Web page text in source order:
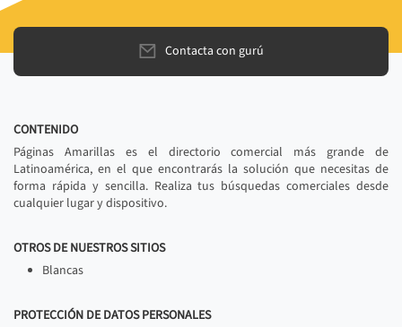
Contacta con gurú
CONTENIDO
Páginas Amarillas es el directorio comercial más grande de
Latinoamérica, en el que encontrarás la solución que necesitas de
forma rápida y sencilla. Realiza tus búsquedas comerciales desde
cualquier lugar y dispositivo.
OTROS DE NUESTROS SITIOS
Blancas
PROTECCIÓN DE DATOS PERSONALES